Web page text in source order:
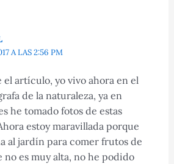
A LAS 2:56 PM
artículo, yo vivo ahora en el
de la naturaleza, ya en
he tomado fotos de estas
estoy maravillada porque
al jardín para comer frutos de
no es muy alta, no he podido